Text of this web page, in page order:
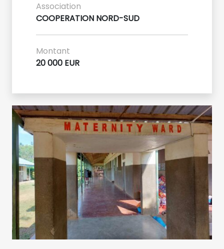
Association
COOPERATION NORD-SUD
Montant
20 000 EUR